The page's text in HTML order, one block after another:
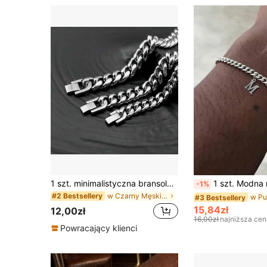
1 szt. minimalistyczna bransoletka ze stali nierdzewnej z ogniwami kubańskimi, kolor srebrny/złoty/czarny, modny prezent dla najlepszego przyjaciela mężczyzny
#2 Bestsellery w Czarny Męskie bransoletki łańcuszkowe
12,00zł
Powracający klienci
-1% 1 szt. Modna męska bransoletka ze stali
#3 Bestsellery
15,84zł
16,00zł najniższa